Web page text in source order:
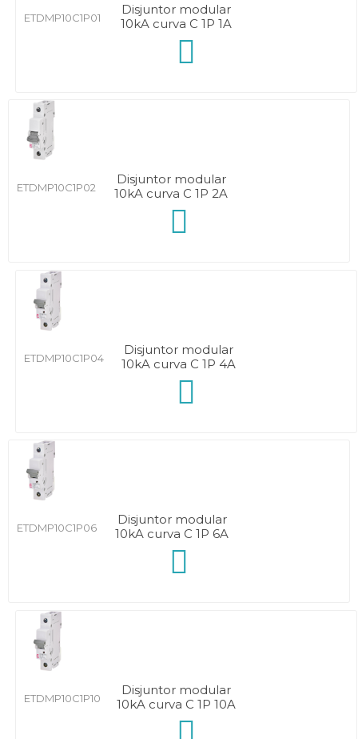
ETDMP10C1P01
Disjuntor modular
10kA curva C 1P 1A
ETDMP10C1P02
Disjuntor modular
10kA curva C 1P 2A
ETDMP10C1P04
Disjuntor modular
10kA curva C 1P 4A
ETDMP10C1P06
Disjuntor modular
10kA curva C 1P 6A
ETDMP10C1P10
Disjuntor modular
10kA curva C 1P 10A